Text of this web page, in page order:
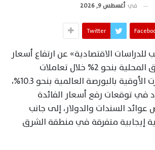
في أغسطس 9, 2026
Twitter
الاقتصادية» عن ارتفاع أسعار
الفضة في الأسواق المحلية بنحو 2% خلال تعاملات
الأسبوع، بينما قفزت الأوقية بالبورصة العالمية بنحو 10.3%،
في توقعات رفع أسعار الفائدة
عوائد السندات والدولار، إلى جانب
إيجابية متفرقة في منطقة الشرق